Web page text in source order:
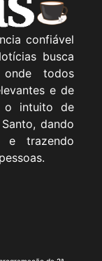
confiável
busca
todos
e de
o intuito de
dando
e trazendo